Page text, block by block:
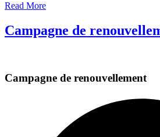
Read More
Campagne de
Campagne de renouvellement